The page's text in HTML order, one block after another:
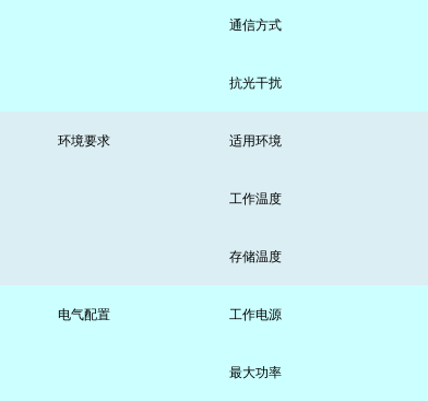
通信方式
抗光干扰
环境要求 适用环境
工作温度
存储温度
电气配置 工作电源
最大功率